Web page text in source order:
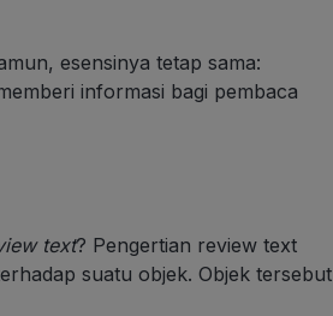
esensinya tetap sama:
informasi bagi pembaca
text? Pengertian review text
suatu objek. Objek tersebut